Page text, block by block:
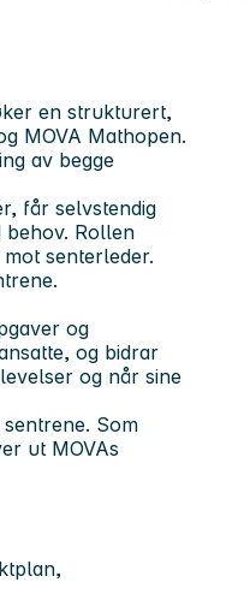
en strukturert,
MOVA Mathopen.
av begge
får selvstendig
Rollen
senterleder.
og
og bidrar
og når sine
Som
ut MOVAs